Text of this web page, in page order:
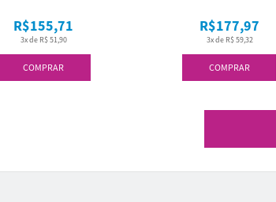
COMPRAR
3x de R$ 51,90
R$155,71
COMPRAR
3x de R$ 59,32
R$177,97